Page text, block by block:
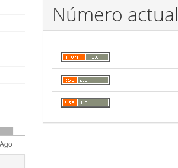
Número actual